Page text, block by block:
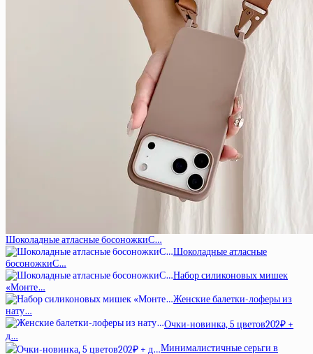
Шоколадные атласные босоножкиС…
Шоколадные атласные
босоножкиС…
Набор силиконовых мишек
«Монте…
Женские балетки-лоферы из
нату…
Очки-новинка, 5 цветов202₽ +
д…
Минималистичные серьги в